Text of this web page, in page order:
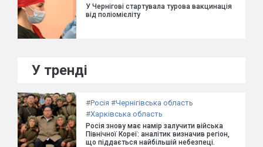
У Чернігові стартувала турова вакцинація
від поліомієліту
У тренді
#Росія #Чернігівська область
#Харківська область
Росія знову має намір залучити війська
Північної Кореї: аналітик визначив регіон,
що піддається найбільшій небезпеці.